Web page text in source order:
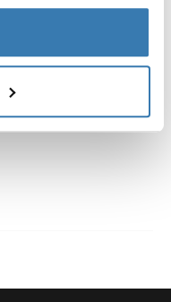
73 Hillerstorp, Rootsi